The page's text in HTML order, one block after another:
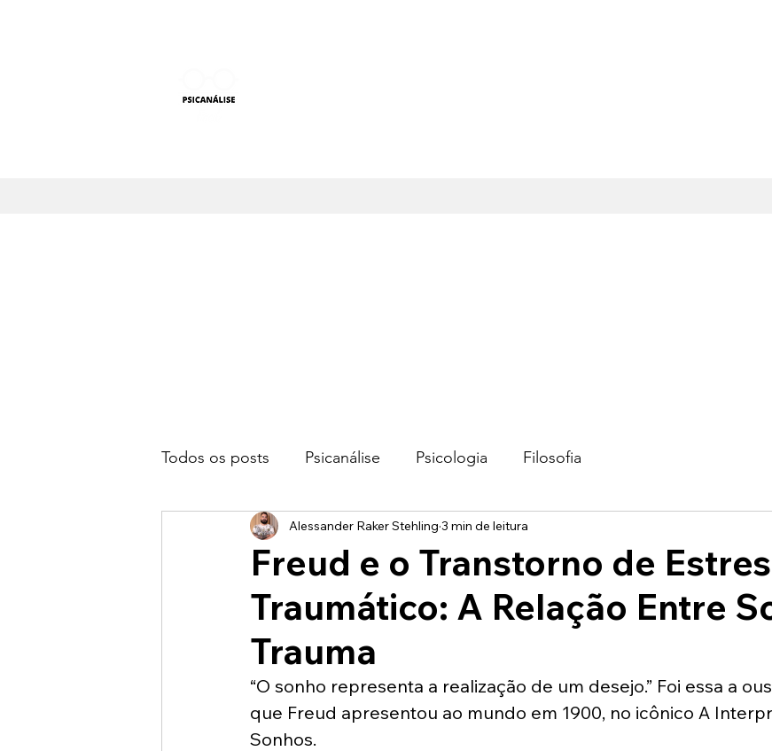
Todos os posts Psicanálise Psicologia Filosofia
Freud e o Transtorno de
Traumático: A Relação Entre
Trauma
Alessander Raker Stehling 3 min de leitura
“O sonho representa a realização de um desejo.” Foi essa a
que Freud apresentou ao mundo em 1900, no icônico A
Sonhos.